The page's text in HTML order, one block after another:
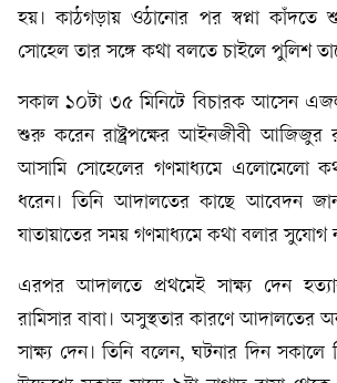
হয়। কাঠগড়ায় ওঠানোর পর স্বপ্না
সোহেল তার সঙ্গে কথা বলতে চাইলে পুলিশ
সকাল ১০টা ৩৫ মিনিটে বিচারক আসেন
শুরু করেন রাষ্ট্রপক্ষের আইনজীবী আজিজুর
আসামি সোহেলের গণমাধ্যমে এলোমেলো
ধরেন। তিনি আদালতের কাছে আবেদন
যাতায়াতের সময় গণমাধ্যমে কথা বলার সুযোগ
এরপর আদালতে প্রথমেই সাক্ষ্য দেন
রামিসার বাবা। অসুস্থতার কারণে আদালতের
সাক্ষ্য দেন। তিনি বলেন, ঘটনার দিন সকালে